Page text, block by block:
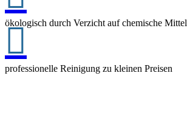
ökologisch durch Verzicht auf chemische Mittel

professionelle Reinigung zu kleinen Preisen